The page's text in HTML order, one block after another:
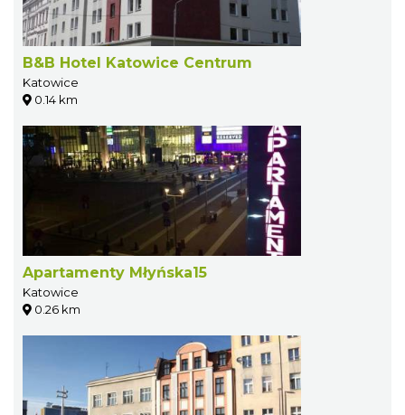
B&B Hotel Katowice Centrum
Katowice
0.14 km
Apartamenty Młyńska15
Katowice
0.26 km